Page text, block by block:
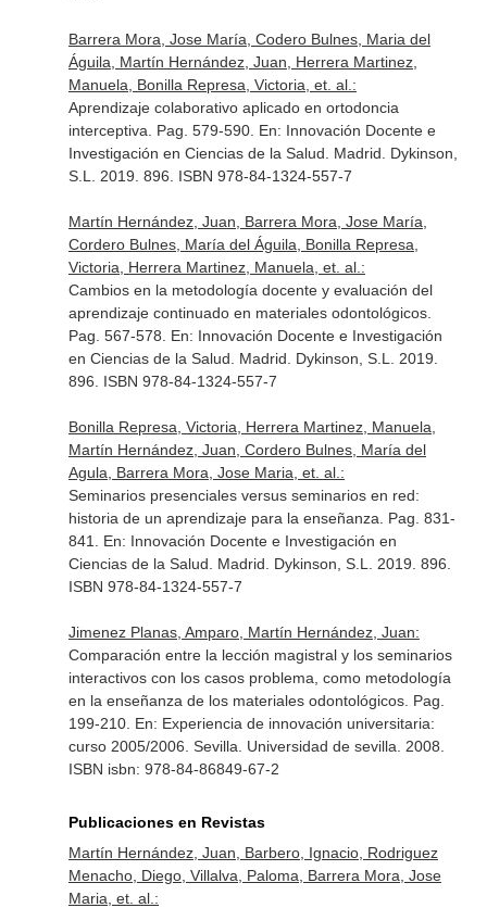
Barrera Mora, Jose María, Codero Bulnes, Maria del
Águila, Martín Hernández, Juan, Herrera Martinez,
Manuela, Bonilla Represa, Victoria, et. al.:
Aprendizaje colaborativo aplicado en ortodoncia
interceptiva. Pag. 579-590. En: Innovación Docente e
Investigación en Ciencias de la Salud . Madrid. Dykinson,
S.L. 2019. 896. ISBN 978-84-1324-557-7
Martín Hernández, Juan, Barrera Mora, Jose María,
Cordero Bulnes, María del Águila, Bonilla Represa,
Victoria, Herrera Martinez, Manuela, et. al.:
Cambios en la metodología docente y evaluación del
aprendizaje continuado en materiales odontológicos.
Pag. 567-578. En: Innovación Docente e Investigación
en Ciencias de la Salud . Madrid. Dykinson, S.L. 2019.
896. ISBN 978-84-1324-557-7
Bonilla Represa, Victoria, Herrera Martinez, Manuela,
Martín Hernández, Juan, Cordero Bulnes, María del
Agula, Barrera Mora, Jose Maria, et. al.:
Seminarios presenciales versus seminarios en red:
historia de un aprendizaje para la enseñanza. Pag. 831-
841. En: Innovación Docente e Investigación en
Ciencias de la Salud . Madrid. Dykinson, S.L. 2019. 896.
ISBN 978-84-1324-557-7
Jimenez Planas, Amparo, Martín Hernández, Juan:
Comparación entre la lección magistral y los seminarios
interactivos con los casos problema, como metodología
en la enseñanza de los materiales odontológicos. Pag.
199-210. En: Experiencia de innovación universitaria:
curso 2005/2006 . Sevilla. Universidad de sevilla. 2008.
ISBN isbn: 978-84-86849-67-2
Publicaciones en Revistas
Martín Hernández, Juan, Barbero, Ignacio, Rodriguez
Menacho, Diego, Villalva, Paloma, Barrera Mora, Jose
Maria, et. al.: